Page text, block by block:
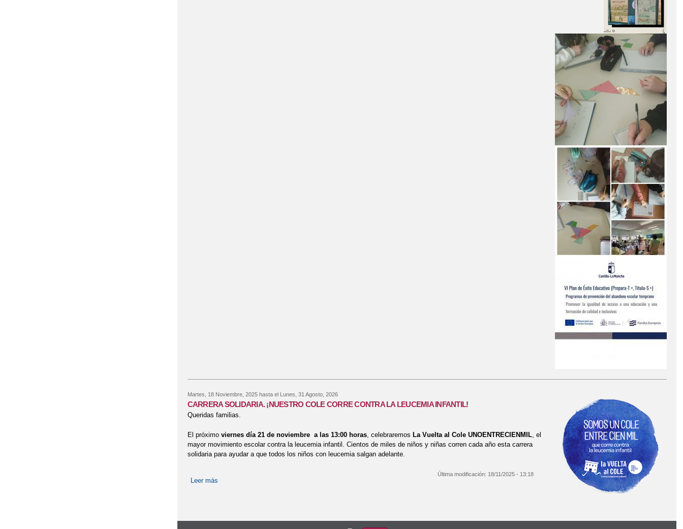
Martes, 18 Noviembre, 2025hasta el Lunes, 31 Agosto, 2026
CARRERA SOLIDARIA. ¡NUESTRO COLE CORRE CONTRA LA LEUCEMIA INFANTIL!
Queridas familias.
El próximo viernes día 21 de noviembre a las 13:00 horas, celebraremos La Vuelta al Cole UNOENTRECIENMIL, el
mayor movimiento escolar contra la leucemia infantil. Cientos de miles de niños y niñas corren cada año esta carrera
solidaria para ayudar a que todos los niños con leucemia salgan adelante.
Leer más
Última modificación: 18/11/2025 - 13:18